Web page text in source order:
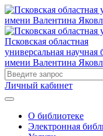
Псковская областная
универсальная научная
имени Валентина
Личный кабинет
О библиотеке
Электронная